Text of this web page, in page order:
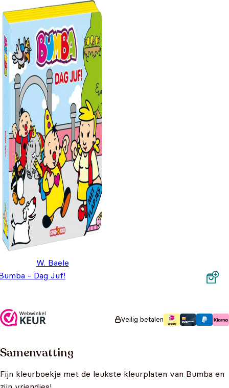
W. Baele
- Dag Juf!
Veilig betalen
Samenvatting
Fijn kleurboekje met de leukste kleurplaten van Bumba en